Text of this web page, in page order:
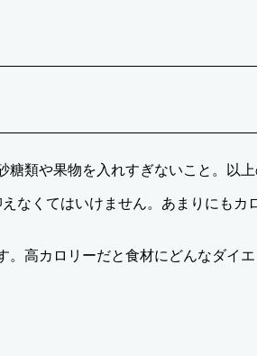
類や果物を入れすぎないこと。以
なくてはいけません。あまりにも
高カロリーだと食材にどんなダイ